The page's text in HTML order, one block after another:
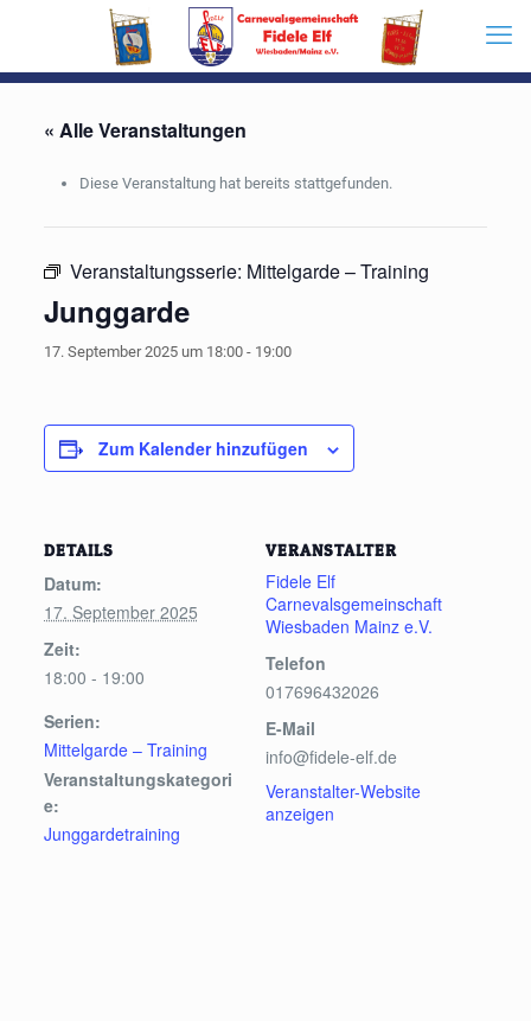
« Alle Veranstaltungen
Diese Veranstaltung hat bereits stattgefunden.
Veranstaltungsserie: Mittelgarde – Training
Junggarde
17. September 2025 um 18:00- 19:00
Zum Kalender hinzufügen
DETAILS
Datum:
17. September 2025
Zeit:
18:00 - 19:00
Serien:
Mittelgarde – Training
Veranstaltungskategori
e:
Junggardetraining
VERANSTALTER
Fidele Elf
Carnevalsgemeinschaft
Wiesbaden Mainz e.V.
Telefon
017696432026
E-Mail
info@fidele-elf.de
Veranstalter-Website
anzeigen